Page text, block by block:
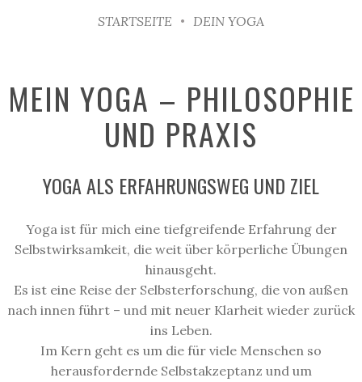
STARTSEITE • DEIN YOGA
MEIN YOGA – PHILOSOPHIE
UND PRAXIS
YOGA ALS ERFAHRUNGSWEG UND ZIEL
Yoga ist für mich eine tiefgreifende Erfahrung der
Selbstwirksamkeit, die weit über körperliche Übungen
hinausgeht.
Es ist eine Reise der Selbsterforschung, die von außen
nach innen führt – und mit neuer Klarheit wieder zurück
ins Leben.
Im Kern geht es um die für viele Menschen so
herausfordernde Selbstakzeptanz und um